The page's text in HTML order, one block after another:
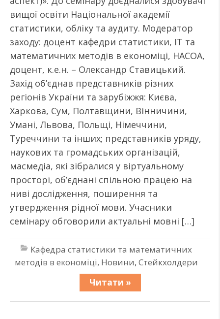
вищої освіти Національної академії
статистики, обліку та аудиту. Модератор
заходу: доцент кафедри статистики, ІТ та
математичних методів в економіці, НАСОА,
доцент, к.е.н. – Олександр Ставицький.
Захід об’єднав представників різних
регіонів України та зарубіжжя: Києва,
Харкова, Сум, Полтавщини, Вінничини,
Умані, Львова, Польщі, Німеччини,
Туреччини та інших; представників уряду,
наукових та громадських організацій,
масмедіа, які зібралися у віртуальному
просторі, об’єднані спільною працею на
ниві дослідження, поширення та
утвердження рідної мови. Учасники
семінару обговорили актуальні мовні […]
Кафедра статистики та математичних
методів в економіці, Новини, Стейкхолдери
Читати »